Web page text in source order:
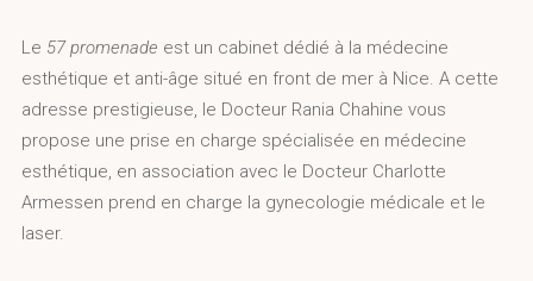
Le 57 promenade est un cabinet dédié à la médecine
esthétique et anti-âge situé en front de mer à Nice. A cette
adresse prestigieuse, le Docteur Rania Chahine vous
propose une prise en charge spécialisée en médecine
esthétique, en association avec le Docteur Charlotte
Armessen prend en charge la gynecologie médicale et le
laser.